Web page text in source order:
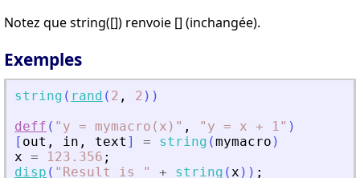
Notez que string([]) renvoie [] (inchangée).
Exemples
string ( rand ( 2 , 2 ) )
deff ( " y = mymacro(x) " , " y = x + 1" )
[ out , in , text ] = string (mymacro )
x = 123.356 ;
disp ( " Result is " + string (x ) ) ;